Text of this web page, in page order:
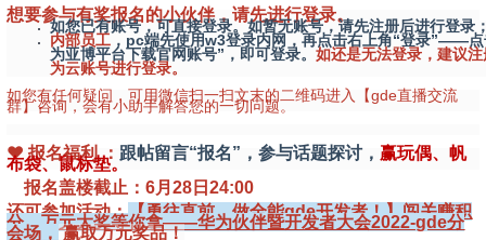
想要参与有奖报名的小伙伴，请先进行登录。
如您已有账号，可直接登录。如暂无账号，请先注册后进行登录
内部员工，pc端先使用w3登录内网，再点击右上角“登录”——点
为亚博平台下载官网账号”，即可登录。如还是无法登录，建议
为云账号进行登录。
如您有任何疑问，可用微信扫一扫文末的二维码进入【gde直播交流
群】咨询，会有小助手解答您的一切问题。
❤ 报名福利 ： 跟帖留言“报名”，参与话题探讨， 赢玩偶、帆
布袋、鼠标垫。
报名盖楼截止：6月28日24:00
还可参加活动： 【勇往直前，做全能gde开发者！】闯关赚积
分，万元大奖等你拿——华为伙伴暨开发者大会2022-gde分
会场， 赢取万元奖品！